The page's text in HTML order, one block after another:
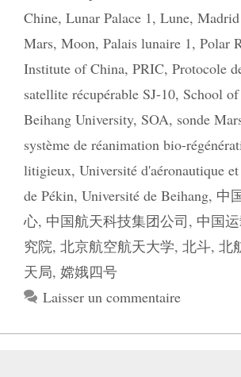
Chine, Lunar Palace 1, Lune,
Mars, Moon, Palais lunaire 1, Polar
Institute of China, PRIC, Protocole
satellite récupérable SJ-10, School
Beihang University, SOA, sonde
système de réanimation bio-
litigieux, Université d'aéronautique
de Pékin, Université de Beihang, 中
心, 中国航天科技集团公司, 中国
究院, 北京航空航天大学, 北斗, 北
天局, 嫦娥四号
Laisser un commentaire